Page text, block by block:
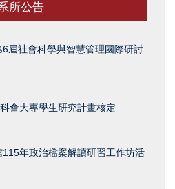
所公告
6屆社會科學與智慧管理國際研討
會大專學生研究計畫核定
115年政治檔案解讀研習工作坊活